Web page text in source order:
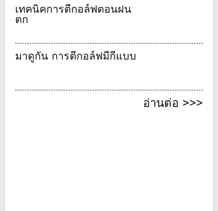
เทคนิคการตีกอล์ฟตอนฝน
ตก
มาดูกัน การตีกอล์ฟมีกี่แบบ
อ่านต่อ >>>